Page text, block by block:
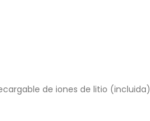
de iones de litio (incluida)